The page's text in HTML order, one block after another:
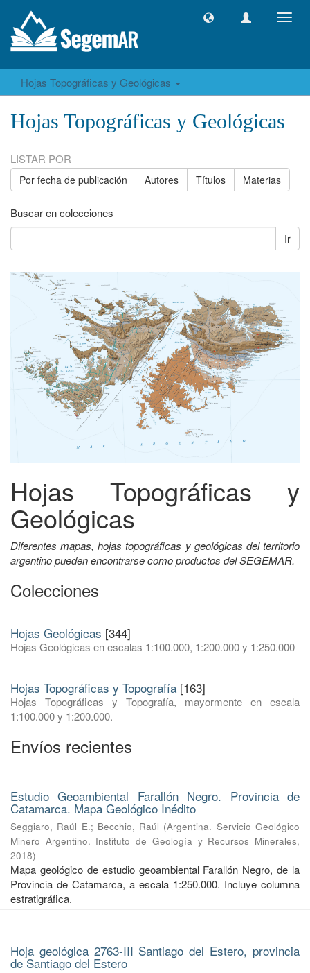
Hojas Topográficas y Geológicas
Hojas Topográficas y Geológicas
LISTAR POR
Por fecha de publicación Autores Títulos Materias
Buscar en colecciones
Ir
Hojas Topográficas y
Geológicas
Diferentes mapas, hojas topográficas y geológicas del territorio
argentino pueden encontrarse como productos del SEGEMAR.
Colecciones
Hojas Geológicas [344]
Hojas Geológicas en escalas 1:100.000, 1:200.000 y 1:250.000
Hojas Topográficas y Topografía [163]
Hojas Topográficas y Topografía, mayormente en escala
1:100.000 y 1:200.000.
Envíos recientes
Estudio Geoambiental Farallón Negro. Provincia de
Catamarca. Mapa Geológico Inédito
Seggiaro, Raúl E.; Becchio, Raúl (Argentina. Servicio Geológico
Minero Argentino. Instituto de Geología y Recursos Minerales,
2018)
Mapa geológico de estudio geoambiental Farallón Negro, de la
Provincia de Catamarca, a escala 1:250.000. Incluye columna
estratigráfica.
Hoja geológica 2763-III Santiago del Estero, provincia
de Santiago del Estero